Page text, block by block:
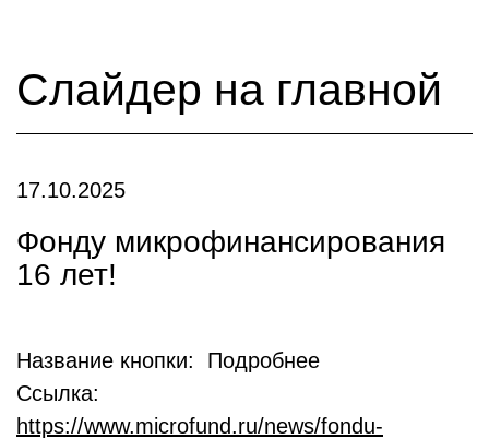
Слайдер на главной
17.10.2025
Фонду микрофинансирования
16 лет!
Название кнопки: Подробнее
Ссылка:
https://www.microfund.ru/news/fondu-